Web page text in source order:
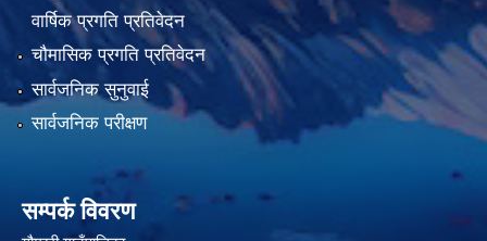
वार्षिक प्रगति प्रतिवेदन
चौमासिक प्रगति प्रतिवेदन
सार्वजनिक सुनुवाई
सार्वजनिक परीक्षण
सम्पर्क विवरण